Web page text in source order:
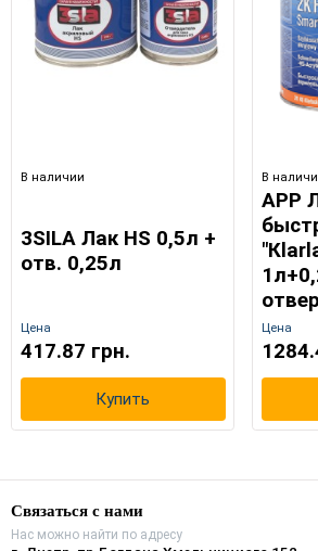
В наличии
3SILA Лак HS 0,5л +
отв. 0,25л
Цена
417.87 грн.
Купить
В
APP
Цена
Связаться с нами
Нас можно найти по адресу